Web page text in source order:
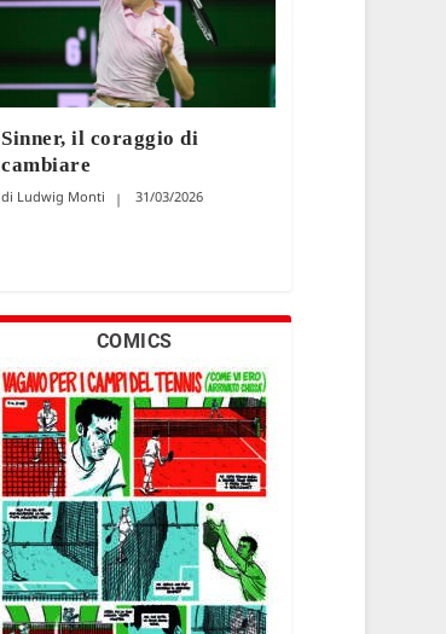
Sinner, il coraggio di
cambiare
Ludwig Monti 31/03/2026
COMICS